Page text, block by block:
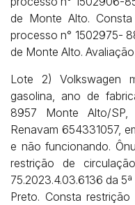
de Monte Alto.
processo n° 1502975-
de Monte Alto.
Lote 2) Volkswagen
gasolina, ano de
8957 Monte Alto/SP,
Renavam 654331057,
e não funcionando.
restrição de
75.2023.4.03.6136 da
Preto. Consta
Envie sua Proposta
(Art. 895, CPC)
Histórico de
Data
14/04/2025
14/04/2025
14/04/2025
Clique aqui para fazer
Habilite-se para
propostas